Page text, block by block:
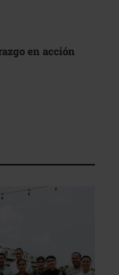
en acción